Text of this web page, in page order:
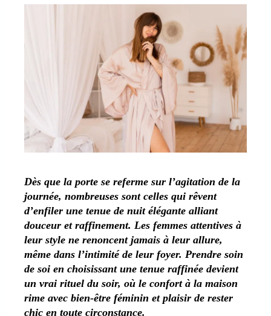
Dès que la porte se referme sur l’agitation de la
journée, nombreuses sont celles qui rêvent
d’enfiler une tenue de nuit élégante alliant
douceur et raffinement. Les femmes attentives à
leur style ne renoncent jamais à leur allure,
même dans l’intimité de leur foyer. Prendre soin
de soi en choisissant une tenue raffinée devient
un vrai rituel du soir, où le confort à la maison
rime avec bien-être féminin et plaisir de rester
chic en toute circonstance.